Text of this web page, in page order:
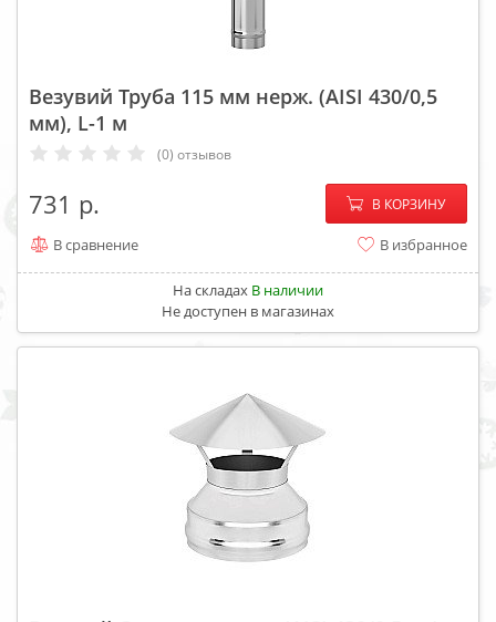
Везувий Труба 115 мм нерж. (AISI 430/0,5
мм), L-1 м
(0) отзывов
731 − +
В КОРЗИНУ
В сравнение В избранное
На складах В наличии
Не доступен в магазинах